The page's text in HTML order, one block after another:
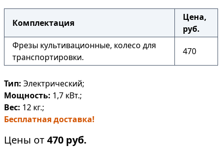
Комплектация
Цена,
руб.
Фрезы культивационные, колесо для
транспортировки.
470
Тип: Электрический;
Мощность: 1,7 кВт.;
Вес: 12 кг.;
Бесплатная доставка!
Цены от470 руб.